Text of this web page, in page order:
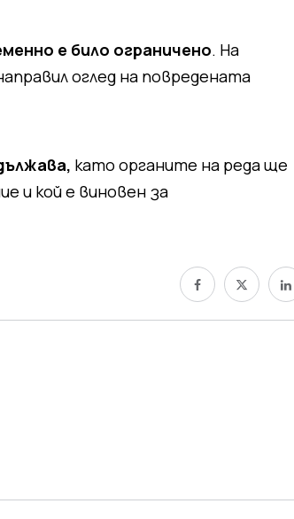
е било ограничено. На
оглед на повредената
като органите на реда ще
и кой е виновен за